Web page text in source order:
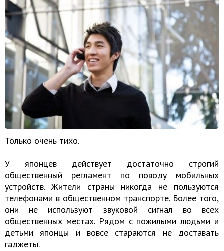
Только очень тихо.
У японцев действует достаточно строгий
общественный регламент по поводу мобильных
устройств. Жители страны никогда не пользуются
телефонами в общественном транспорте. Более того,
они не используют звуковой сигнал во всех
общественных местах. Рядом с пожилыми людьми и
детьми японцы и вовсе стараются не доставать
гаджеты.